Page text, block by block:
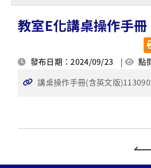
教室E化講桌操作手冊
發布日期：2024/09/23 | 點
講桌操作手冊(含英文版